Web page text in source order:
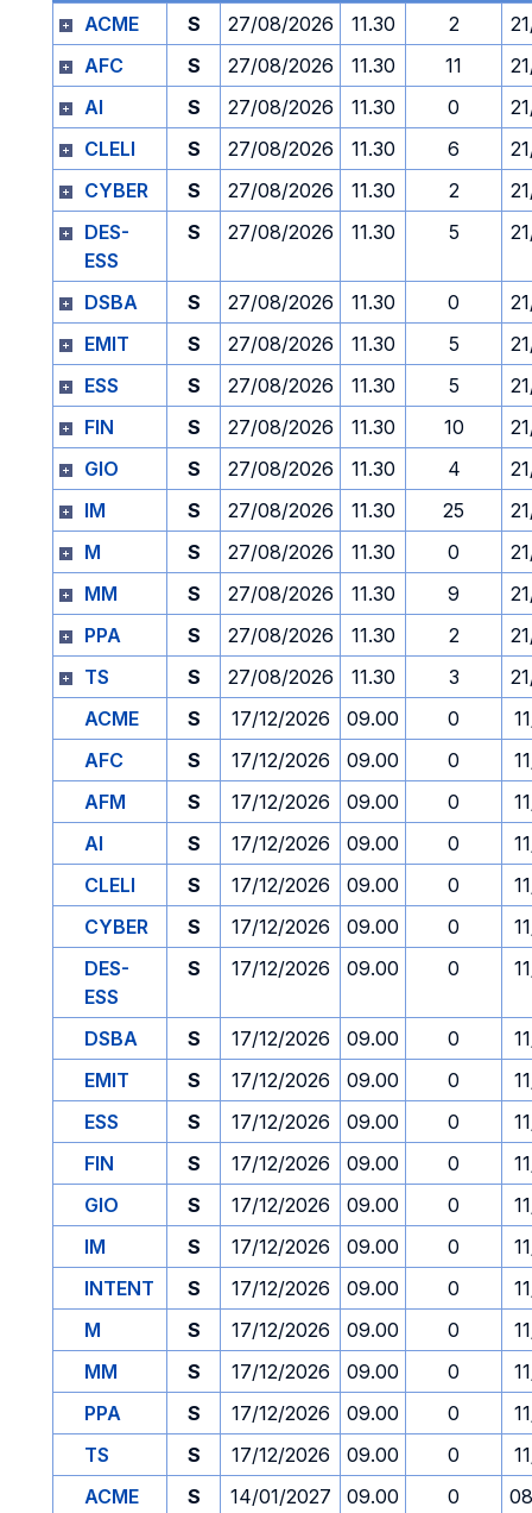
ACME S 27/08/2026 11.30 2
AFC
S 27/08/2026 11.30 11
AI
S 27/08/2026 11.30 0
CLELI
S 27/08/2026 11.30 6
CYBER
S 27/08/2026 11.30 2
DES-
ESS
S 27/08/2026 11.30 5
DSBA S 27/08/2026 11.30 0
EMIT
S 27/08/2026 11.30 5
ESS
S 27/08/2026 11.30 5
FIN
S 27/08/2026 11.30 10
GIO
S 27/08/2026 11.30 4
IM
S 27/08/2026 11.30 25
M
S 27/08/2026 11.30 0
MM
S 27/08/2026 11.30 9
PPA
S 27/08/2026 11.30 2
TS
S 27/08/2026 11.30 3
ACME
S 17/12/2026 09.00 0
AFC
S 17/12/2026 09.00 0
AFM
S 17/12/2026 09.00 0
AI
S 17/12/2026 09.00 0
CLELI
S 17/12/2026 09.00 0
CYBER
S 17/12/2026 09.00 0
DES-
ESS
S 17/12/2026 09.00 0
DSBA S 17/12/2026 09.00 0
EMIT
S 17/12/2026 09.00 0
ESS
S 17/12/2026 09.00 0
FIN
S 17/12/2026 09.00 0
GIO
S 17/12/2026 09.00 0
IM
S 17/12/2026 09.00 0
INTENT
S 17/12/2026 09.00 0
M
S 17/12/2026 09.00 0
MM
S 17/12/2026 09.00 0
PPA
S 17/12/2026 09.00 0
TS
S 17/12/2026 09.00 0
ACME
S 14/01/2027 09.00 0